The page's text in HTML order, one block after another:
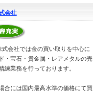
会社
式会社では金の買い取りを中心に
・宝石・貴金属・レアメタルの売
練業務を行っております。
合には国内最高水準の価格にて買